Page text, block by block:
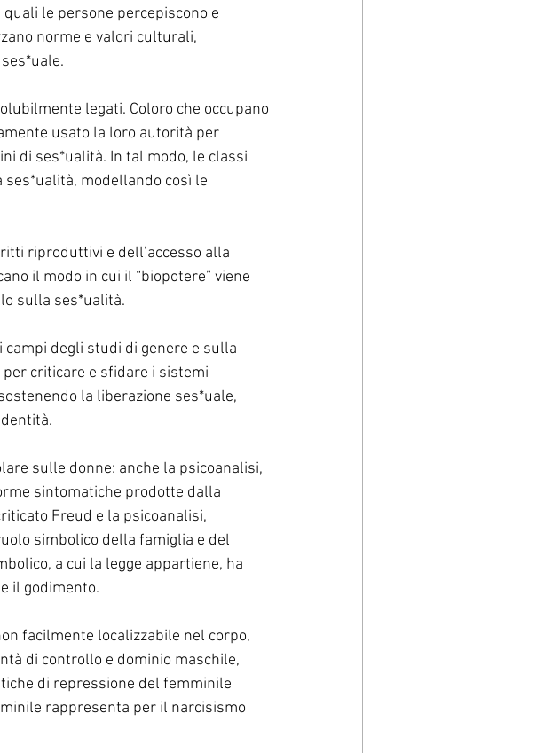
le persone percepiscono e
norme e valori culturali,
legati. Coloro che occupano
usato la loro autorità per
di ses*ualità. In tal modo, le classi
modellando così le
riproduttivi e dell’accesso alla
il modo in cui il “biopotere” viene
sulla ses*ualità.
degli studi di genere e sulla
criticare e sfidare i sistemi
la liberazione ses*uale,
sulle donne: anche la psicoanalisi,
sintomatiche prodotte dalla
Freud e la psicoanalisi,
simbolico della famiglia e del
a cui la legge appartiene, ha
il godimento.
facilmente localizzabile nel corpo,
di controllo e dominio maschile,
di repressione del femminile
rappresenta per il narcisismo